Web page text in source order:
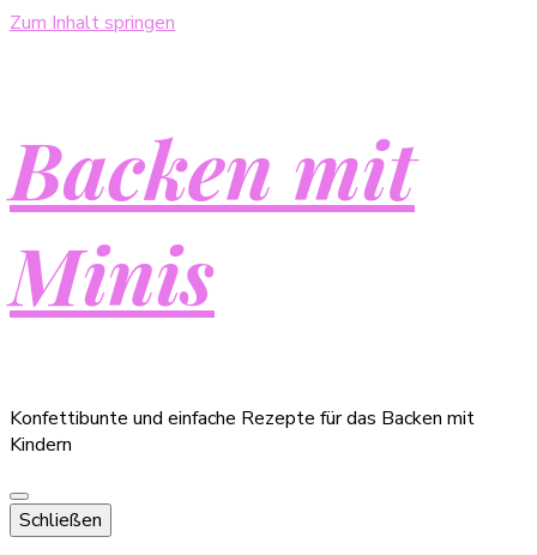
Zum Inhalt springen
Backen mit
Minis
Konfettibunte und einfache Rezepte für das Backen mit
Kindern
Schließen